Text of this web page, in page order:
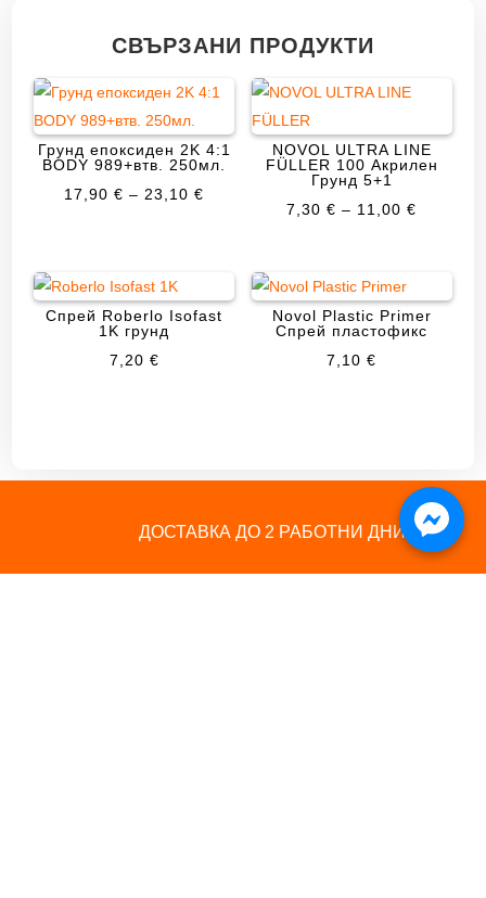
СВЪРЗАНИ ПРОДУКТИ
Грунд епоксиден 2K 4:1
BODY 989+втв. 250мл.
17,90€ – 23,10€
THROUGH
23,10 €
NOVOL ULTRA LINE
FÜLLER 100 Акрилен
Грунд 5+1
7,30€ – 11,00€
11,00 €
Спрей Roberlo Isofast
1K грунд
7,20 €
Novol Plastic Primer
Спрей пластофикс
7,10€
ДОСТАВКА ДО 2 РАБОТНИ ДНИ